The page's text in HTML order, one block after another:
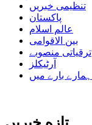
تنظیمی خبریں
پاکستان
عالم اسلام
بین الاقوامی
ترقیاتی منصوبے
آرٹیکلز
ہمارے بارے میں